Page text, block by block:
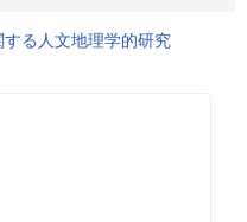
る人文地理学的研究